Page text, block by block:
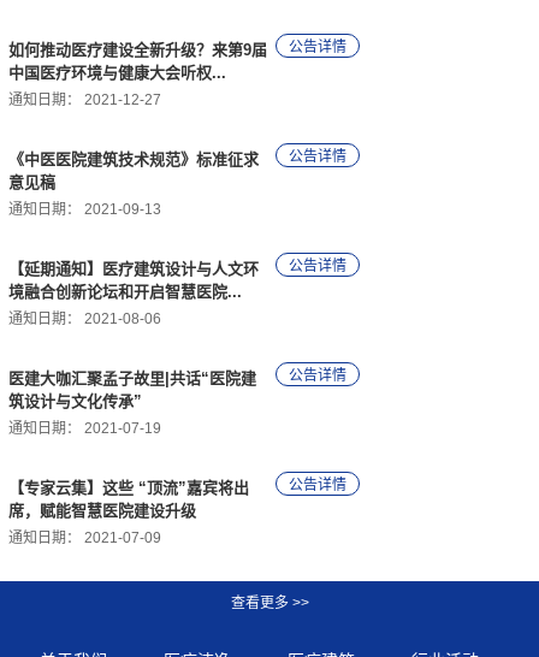
如何推动医疗建设全新升级？来第9届
中国医疗环境与健康大会听权...
通知日期： 2021-12-27
《中医医院建筑技术规范》标准征求
意见稿
通知日期： 2021-09-13
【延期通知】医疗建筑设计与人文环
境融合创新论坛和开启智慧医院...
通知日期： 2021-08-06
医建大咖汇聚孟子故里|共话“医院建
筑设计与文化传承”
通知日期： 2021-07-19
【专家云集】这些 “顶流”嘉宾将出
席，赋能智慧医院建设升级
通知日期： 2021-07-09